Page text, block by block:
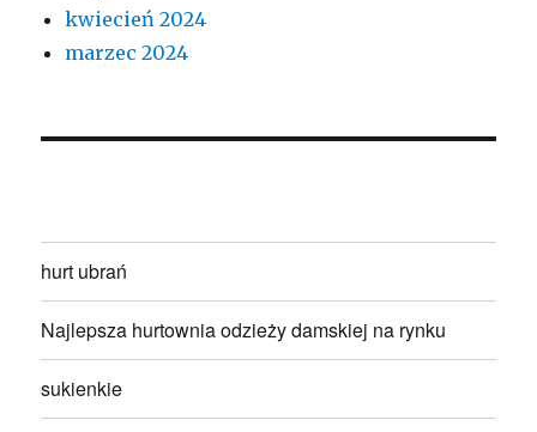
kwiecień 2024
marzec 2024
hurt ubrań
Najlepsza hurtownia odzieży damskiej na rynku
sukienkie